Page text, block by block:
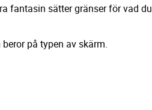
fantasin sätter gränser för vad du
på typen av skärm.